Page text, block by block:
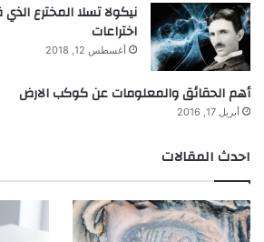
اختراعات
أغسطس 12, 2018
أهم الحقائق والمعلومات عن كوكب الارض
أبريل 17, 2016
احدث المقالات